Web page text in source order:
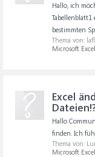
Hallo, ich
bestimmten
Thema von:
Microsoft
Excel
Hallo
finden. Ich
Thema von:
Microsoft